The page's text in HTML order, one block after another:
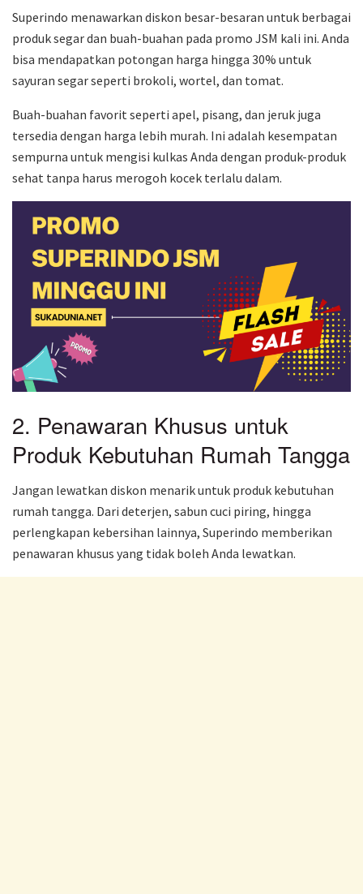
Superindo menawarkan diskon besar-besaran untuk berbagai
produk segar dan buah-buahan pada promo JSM kali ini. Anda
bisa mendapatkan potongan harga hingga 30% untuk
sayuran segar seperti brokoli, wortel, dan tomat.
Buah-buahan favorit seperti apel, pisang, dan jeruk juga
tersedia dengan harga lebih murah. Ini adalah kesempatan
sempurna untuk mengisi kulkas Anda dengan produk-produk
sehat tanpa harus merogoh kocek terlalu dalam.
2. Penawaran Khusus untuk
Produk Kebutuhan Rumah Tangga
Jangan lewatkan diskon menarik untuk produk kebutuhan
rumah tangga. Dari deterjen, sabun cuci piring, hingga
perlengkapan kebersihan lainnya, Superindo memberikan
penawaran khusus yang tidak boleh Anda lewatkan.